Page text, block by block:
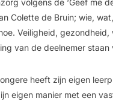
volgens de ‘Geef me
Colette de Bruin; wie,
Veiligheid, gezondheid,
van de deelnemer staan
heeft zijn eigen
eigen manier met een